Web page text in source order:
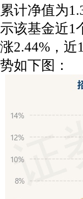
计净值为
该基金近1
2.44%，
如下图：